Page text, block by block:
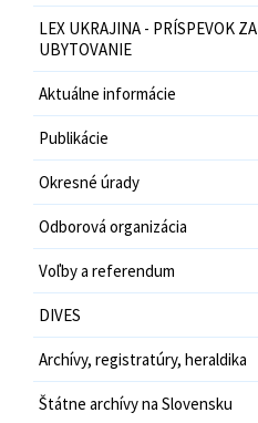
LEX UKRAJINA - PRÍSPEVOK ZA
UBYTOVANIE
Aktuálne informácie
Publikácie
Okresné úrady
Odborová organizácia
Voľby a referendum
DIVES
Archívy, registratúry, heraldika
Štátne archívy na Slovensku